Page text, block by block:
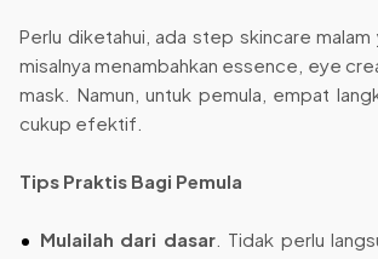
Perlu diketahui, ada step skincare malam
misalnya menambahkan essence, eye
mask. Namun, untuk pemula, empat
cukup efektif.
Tips Praktis Bagi Pemula
Mulailah dari dasar. Tidak perlu